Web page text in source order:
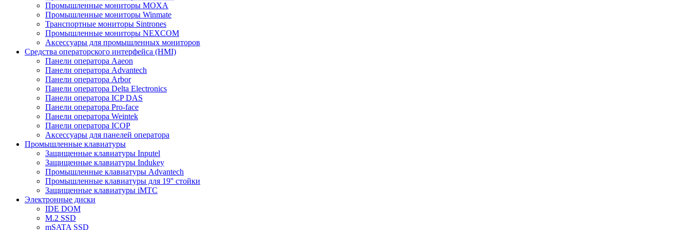
Промышленные мониторы MOXA
Промышленные мониторы Winmate
Транспортные мониторы Sintrones
Промышленные мониторы NEXCOM
Аксессуары для промышленных мониторов
Средства операторского интерфейса (HMI)
Панели оператора Aaeon
Панели оператора Advantech
Панели оператора Arbor
Панели оператора Delta Electronics
Панели оператора ICP DAS
Панели оператора Pro-face
Панели оператора Weintek
Панели оператора ICOP
Аксессуары для панелей оператора
Промышленные клавиатуры
Защищенные клавиатуры Inputel
Защищенные клавиатуры Indukey
Промышленные клавиатуры Advantech
Промышленные клавиатуры для 19'' стойки
Защищенные клавиатуры iMTC
Электронные диски
IDE DOM
M.2 SSD
mSATA SSD